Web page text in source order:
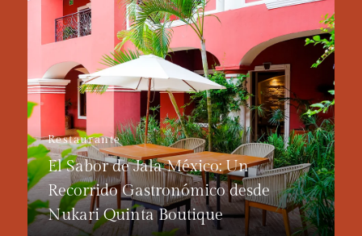
Restaurante
El Sabor de Jala México: Un
Recorrido Gastronómico desde
Nukari Quinta Boutique